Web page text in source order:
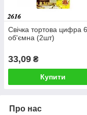
Свічка тортова цифра 6
об'ємна (2шт)
33,09 ₴
Купити
Про нас